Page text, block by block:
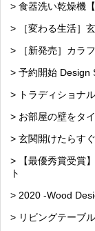
> 食器洗い乾燥機
> ［変わる生活］
> ［新発売］カラ
> 予約開始 Design
> トラディショナ
> お部屋の壁をタ
> 玄関開けたらす
> 【最優秀賞受賞
ト
> 2020 -Wood
> リビングテーブ